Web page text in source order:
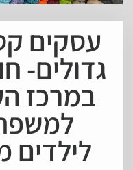
עסקים
גדולים-
במרכז
לילדים מגיל